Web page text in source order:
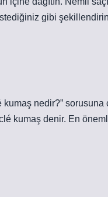
istediğiniz gibi
kumaş nedir?” sorusuna
kumaş denir. En